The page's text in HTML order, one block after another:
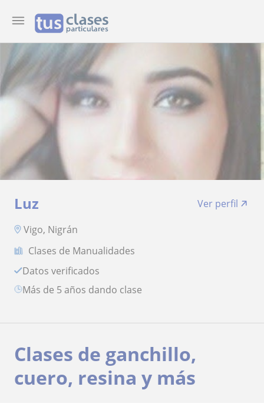
Luz
Ver perfil
Vigo, Nigrán
Clases de Manualidades
Datos verificados
más de 5 años dando clase
Clases de ganchillo,
cuero, resina y más